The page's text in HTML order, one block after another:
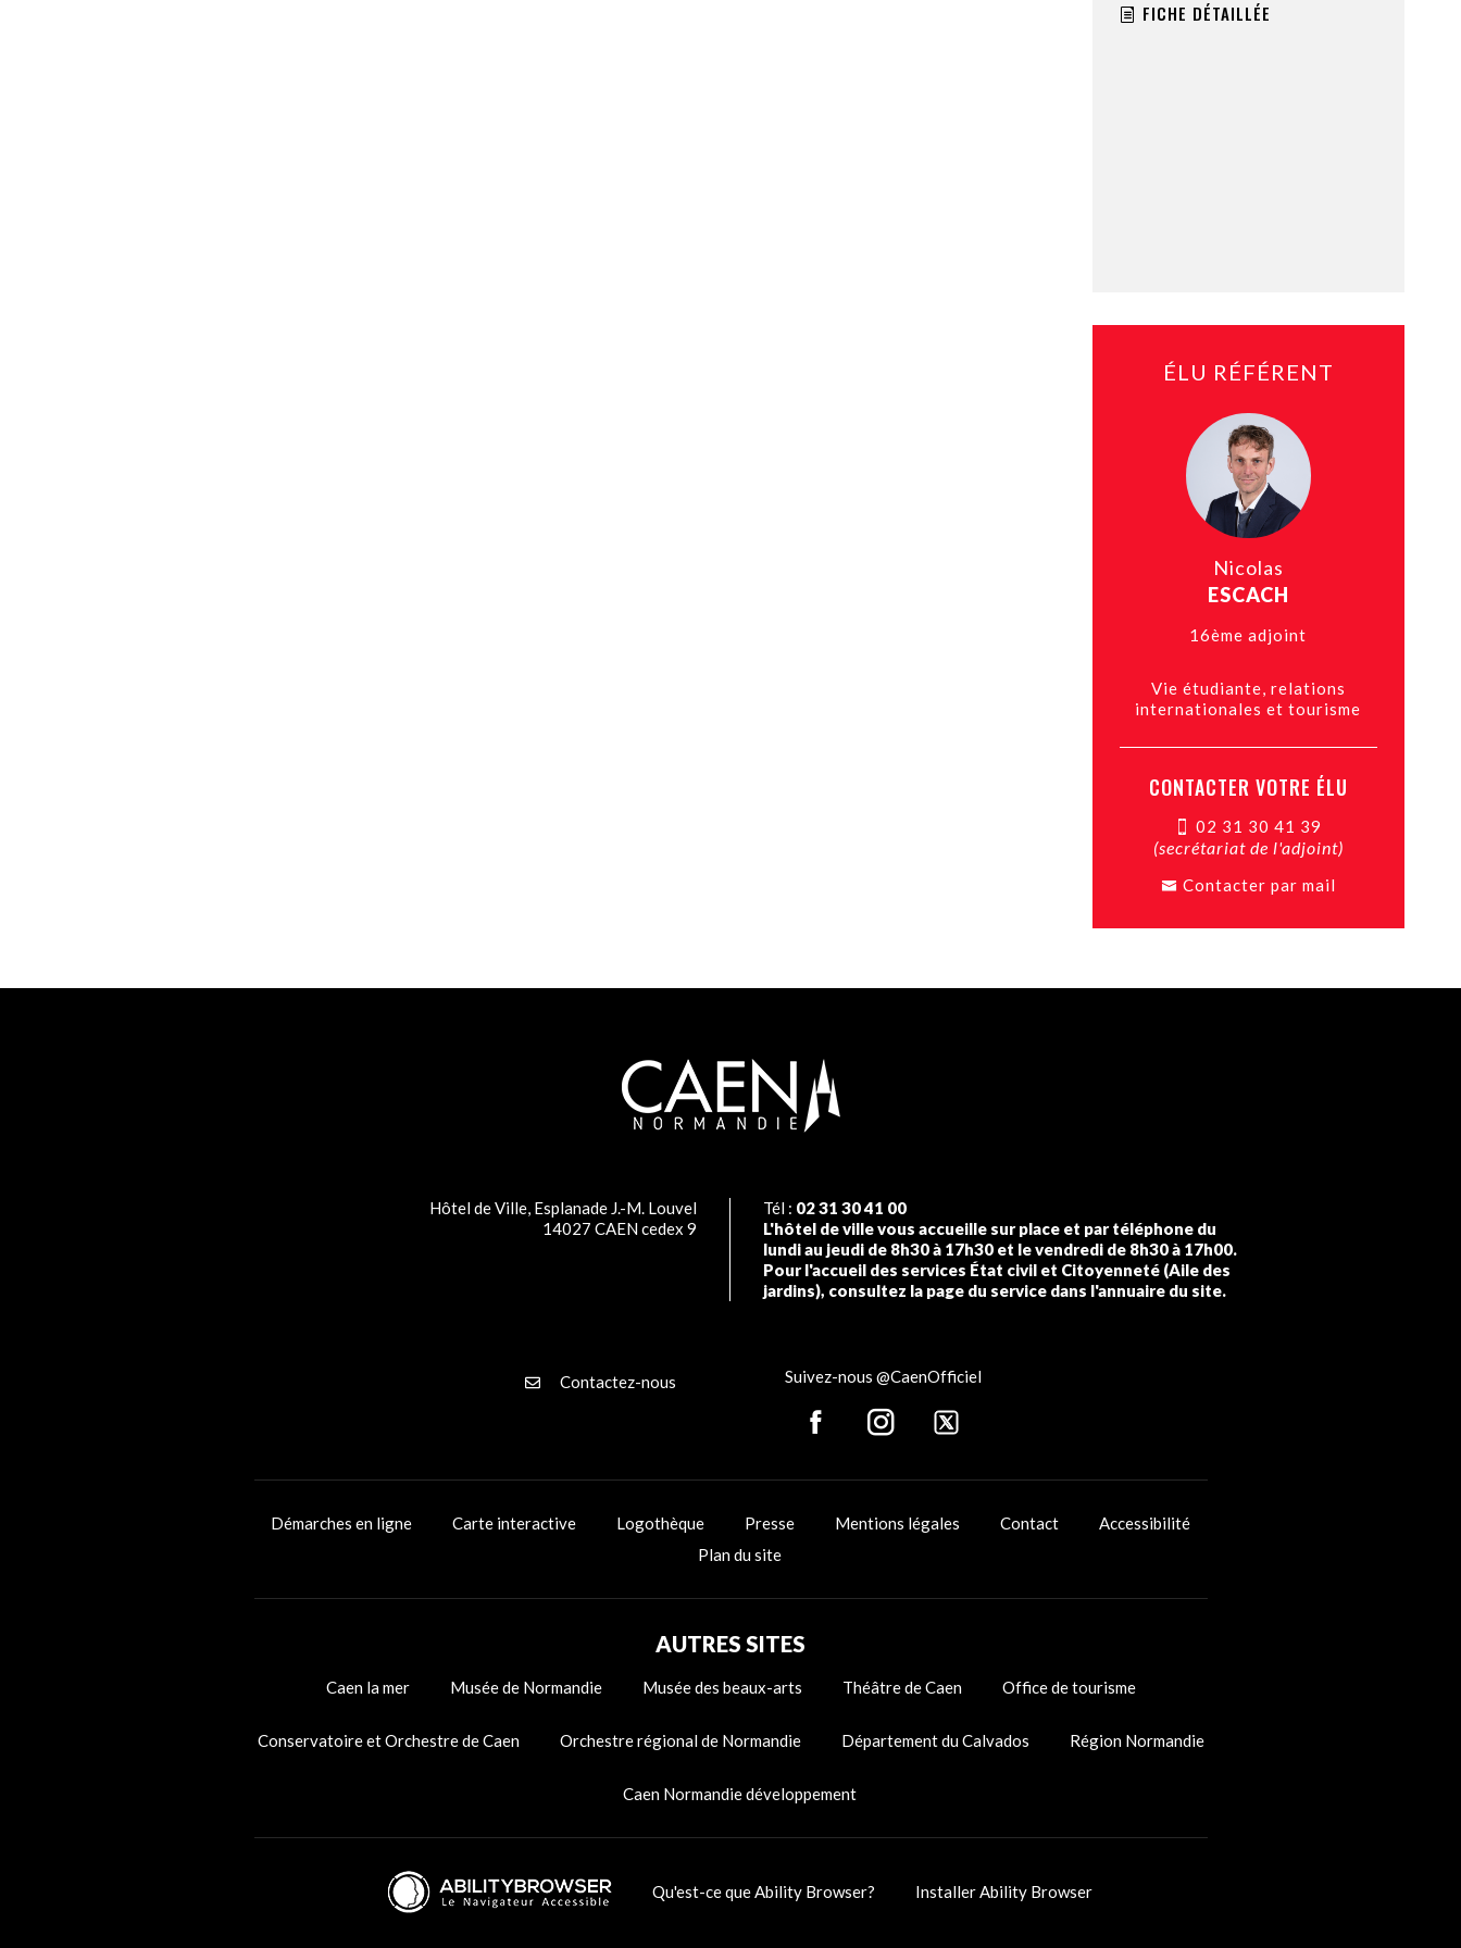
FICHE DÉTAILLÉE
ÉLU RÉFÉRENT
Nicolas
ESCACH
16ème adjoint
Vie étudiante, relations
internationales et tourisme
CONTACTER VOTRE ÉLU
02 31 30 41 39
(secrétariat de l'adjoint)
Contacter par mail
Hôtel de Ville, Esplanade J.-M. Louvel
14027 CAEN cedex 9
Tél : 02 31 30 41 00
L'hôtel de ville vous accueille sur place et par téléphone du
lundi au jeudi de 8h30 à 17h30 et le vendredi de 8h30 à 17h00.
Pour l'accueil des services État civil et Citoyenneté (Aile des
jardins), consultez la page du service dans l'annuaire du site.
Contactez-nous Suivez-nous @CaenOfficiel
Démarches en ligne Carte interactive Logothèque Presse Mentions légales Contact
Accessibilité
Plan du site
AUTRES SITES
Caen la mer Musée de Normandie Musée des beaux-arts Théâtre de Caen Office de tourisme
Conservatoire et Orchestre de Caen Orchestre régional de Normandie Département du Calvados Région Normandie
Caen Normandie développement
Qu'est-ce que Ability Browser? Installer Ability Browser